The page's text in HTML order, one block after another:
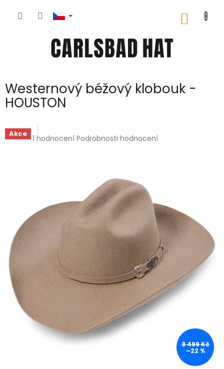
Westernový béžový klobouk -
HOUSTON
Akce Průměrné
hvězdiček.
1 hodnocení Podrobnosti hodnocení
3 499 Kč
–22 %